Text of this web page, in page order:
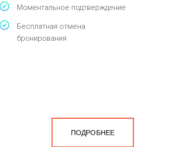
Моментальное подтверждение
Бесплатная отмена
бронирования
ПОДРОБНЕЕ